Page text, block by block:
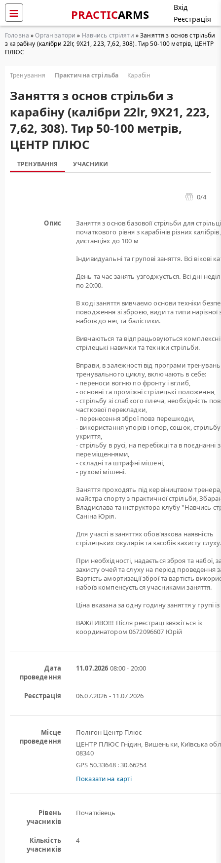
PRACTICARMS
Вхід
Реєстрація
Головна »Організатори » Навчись стріляти » Заняття з основ стрільби
з карабіну (калібри 22lr, 9Х21, 223, 7,62, 308). Тир 50-100 метрів, ЦЕНТР
ПЛЮС
Тренування Практична стрільба Карабін
Заняття з основ стрільби з
карабіну (калібри 22lr, 9Х21, 223,
7,62, 308). Тир 50-100 метрів,
ЦЕНТР ПЛЮС
ТРЕНУВАННЯ УЧАСНИКИ
0/4
Опис
Заняття з основ базовоїї стрільби для
початкового рівня з карабінів різних
дистанціях до 100 м
Індивидуальні та групові заняття. Всі вікові
День та час занять узгоджується. Всі дні
по 20:00.
В ході заняття вивчаємо основи техніки
поводження зі зброєю, види та типи нарізної
набоїв до неї, та балістики.
Вивчаються та відпрацьовуються комплексні
стрілецькі навички та техніки стрільби.
Вправи, в залежності від програми
тренувального циклу, включають в себе:
- переноси вогню по фронту і вглиб,
- основні та проміжні стрілецькі положення,
- стрільбу зі слабкого плеча, необхідність
часткової перекладки,
- перенесення зброї повз перешкоди,
- використання упорів і опор, сошок,
укриття,
- стрільбу в русі, на перебіжці та в поєднанні з
переміщеннями,
- складні та штрафні мішені,
- рухомі мішені.
Заняття проходять під кервіництвом
майстра спорту з практичної стрільби,
Владислава та інструктора клубу "Навчись
Саніна Юрія.
Для участі в заняттях обов'язкова наявність
стрілецьких окулярів та засобів захисту слуху.
При необхідності, надається зброя та набої,
захисту очей та слуху на період проведення
Вартість амортизації зброї та вартість
набоїв компенсується учасниками заняття.
Ціна вказана за одну годину заняття у групі із
ВАЖЛИВО!!! Після реєстрацї звяжіться із
координатором 0672096607 Юрій
Дата
проведення
11.07.2026 08:00 - 20:00
Реєстрація 06.07.2026 - 11.07.2026
Місце
проведення
Полігон Центр Плюс
ЦЕНТР ПЛЮС Гнідин, Вишеньки, Київська
08340
GPS 50.33648 : 30.66254
Показати на карті
Рівень
учасників
Початківець
Кількість
учасників
4